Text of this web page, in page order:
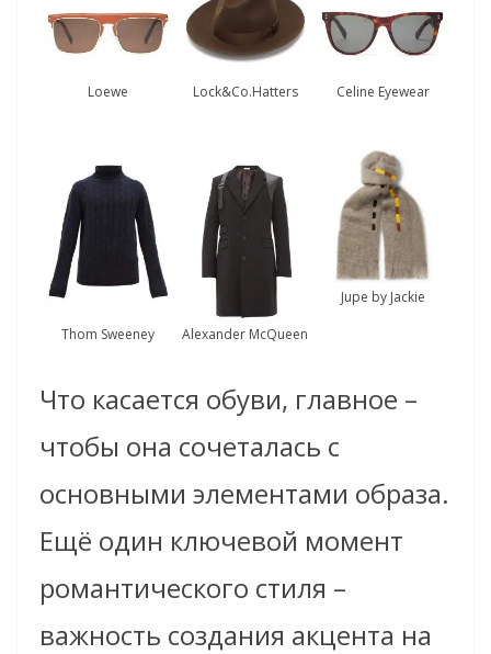
Loewe Lock&Co.Hatters Celine Eyewear
Thom Sweeney Alexander McQueen
Jupe by Jackie
Что касается обуви, главное –
чтобы она сочеталась с
основными элементами образа.
Ещё один ключевой момент
романтического стиля –
важность создания акцента на